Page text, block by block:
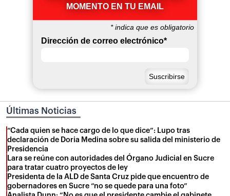
MOMENTO EN TU EMAIL
*indica que es obligatorio
Dirección de correo electrónico*
Últimas Noticias
“Cada quien se hace cargo de lo que dice”: Lupo tras
declaración de Doria Medina sobre su salida del ministerio de
Presidencia
Lara se reúne con autoridades del Órgano Judicial en Sucre
para tratar cuatro proyectos de ley
Presidenta de la ALD de Santa Cruz pide que encuentro de
gobernadores en Sucre “no se quede para una foto”